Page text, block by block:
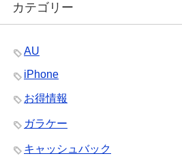
カテゴリー
AU
iPhone
お得情報
ガラケー
キャッシュバック